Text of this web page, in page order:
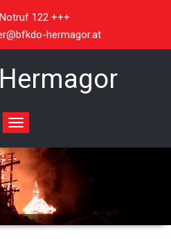
122 +++
hermagor.at
Toggle
navigation